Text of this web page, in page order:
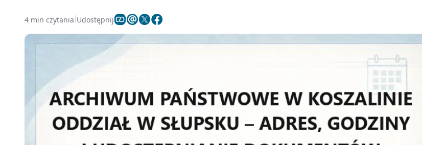
4 min czytania Udostępnij